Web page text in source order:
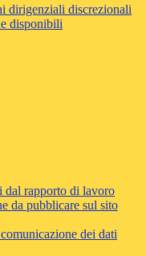
dirigenziali discrezionali
disponibili
dal rapporto di lavoro
da pubblicare sul sito
dei dati